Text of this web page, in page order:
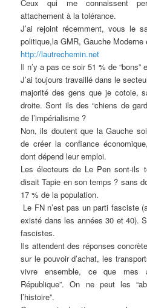
Ceux qui me connaissent
attachement à la tolérance.
J’ai rejoint récemment, vous le
politique,la GMR, Gauche Moderne
http://lautrechemin.net
Il n’y a pas ce soir 51 % de “bons”
J’ai toujours travaillé dans le
majorité des gens que je cotoie,
droite. Sont ils des “chiens de
de l’impérialisme ?
Non, ils doutent que la Gauche
de créer la confiance
dont dépend leur emploi.
Les électeurs de Le Pen sont-ils
disait Tapie en son temps ? sans
17 % de la population.
Le FN n’est pas un parti fasciste
existé dans les années 30 et 40).
fascistes.
Ils attendent des réponses
sur le pouvoir d’achat, les
vivre ensemble, ce que mes
République”. On ne peut les
l’histoire”.